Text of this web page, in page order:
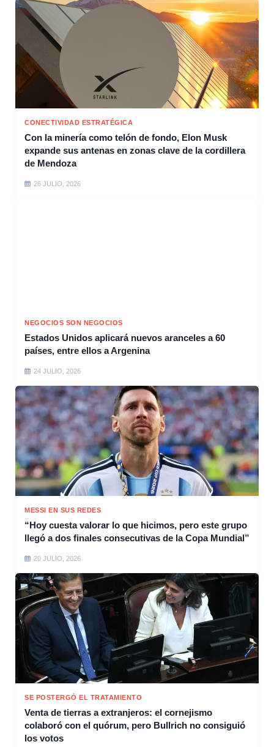
CONECTIVIDAD ESTRATÉGICA
Con la minería como telón de fondo, Elon Musk
expande sus antenas en zonas clave de la cordillera
de Mendoza
26 JULIO, 2026
NEGOCIOS SON NEGOCIOS
Estados Unidos aplicará nuevos aranceles a 60
países, entre ellos a Argenina
24 JULIO, 2026
MESSI EN SUS REDES
“Hoy cuesta valorar lo que hicimos, pero este grupo
llegó a dos finales consecutivas de la Copa Mundial”
20 JULIO, 2026
SE POSTERGÓ EL TRATAMIENTO
Venta de tierras a extranjeros: el cornejismo
colaboró con el quórum, pero Bullrich no consiguió
los votos